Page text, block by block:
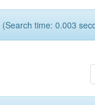
time: 0.003